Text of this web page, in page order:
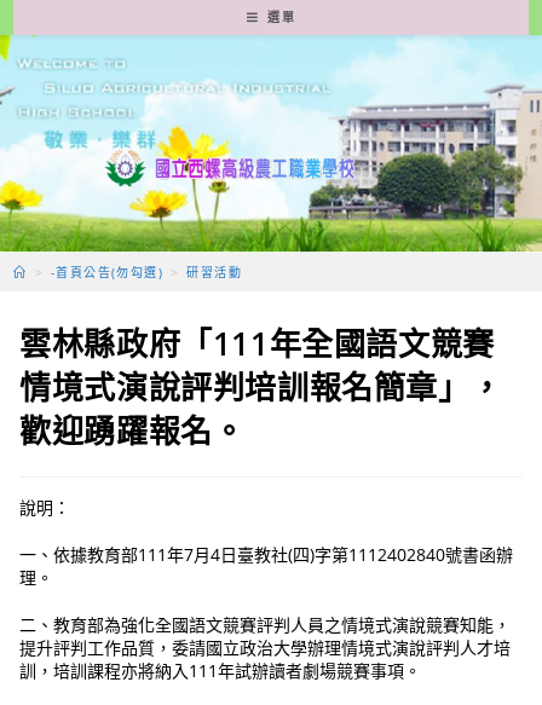
轉
至
要
容
選單
> -首頁公告(勿勾選) > 研習活動
雲林縣政府「111年全國語文競賽
情境式演說評判培訓報名簡章」，
歡迎踴躍報名。
說明：
一、依據教育部111年7月4日臺教社(四)字第1112402840號書函辦
理。
二、教育部為強化全國語文競賽評判人員之情境式演說競賽知能，
提升評判工作品質，委請國立政治大學辦理情境式演說評判人才培
訓，培訓課程亦將納入111年試辦讀者劇場競賽事項。